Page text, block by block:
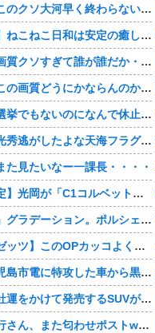
【豊臣兄弟！】このクソ大河早く終わらないかな・・・？
【おすすめ漫画】ねこねこ日和は安定の癒し・・・・
【豊臣兄弟！】画質クソすぎて誰が誰だか・・・？
【豊臣兄弟！】この画質どうにかならんのか・・・？
【豊臣兄弟！】選挙でもないのになんで休止・・・？
【豊臣兄弟！】光秀逃がしたよな天海フラグすぎる・・・・
た見たいなー一課長・・・・
【神デザイン確定】光岡が「C1コルベット風」新型オープンカーの最新ティーザー画像を公開、マツダ・ロードスターの信頼性にレトロな外観がドッキング
まさかの「上下」グラデーション。ポルシェが豪州75周年を祝う特別モデル「911 Turbo S Land Down Under」を発表、1951年の「見果てぬ夢」が内外装に再現
【仮面ライダーゼッツ】このOPカッコよくない？本編の展開ちゃんと反映してて完成度高いし
【動画あり】鹿児島市電に特攻した車から黒服3人組が車を乗り捨てて逃走
【画像】日産が社運をかけて発売するSUVがこちらです‥‥
【悲報】有吉弘行さん、また匂わせポストwwwwwwwwwwwwwwww